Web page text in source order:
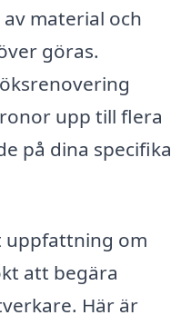
material och
göras.
upp till flera
på dina specifika
uppfattning om
att begära
Här är